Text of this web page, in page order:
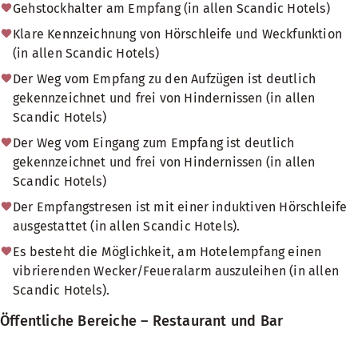
Gehstockhalter am Empfang (in allen Scandic Hotels)
Klare Kennzeichnung von Hörschleife und Weckfunktion
(in allen Scandic Hotels)
Der Weg vom Empfang zu den Aufzügen ist deutlich
gekennzeichnet und frei von Hindernissen (in allen
Scandic Hotels)
Der Weg vom Eingang zum Empfang ist deutlich
gekennzeichnet und frei von Hindernissen (in allen
Scandic Hotels)
Der Empfangstresen ist mit einer induktiven Hörschleife
ausgestattet (in allen Scandic Hotels).
Es besteht die Möglichkeit, am Hotelempfang einen
vibrierenden Wecker/Feueralarm auszuleihen (in allen
Scandic Hotels).
Öffentliche Bereiche – Restaurant und Bar